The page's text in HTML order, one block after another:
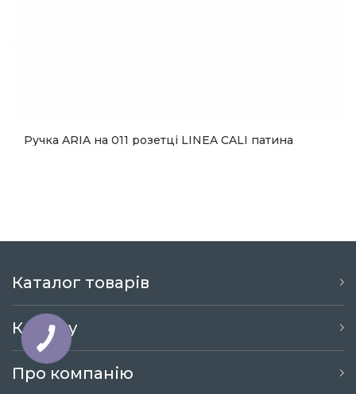
Ручка ARIA на 011 розетці LINEA CALI патина
Каталог товарів
Клієнту
Про компанію